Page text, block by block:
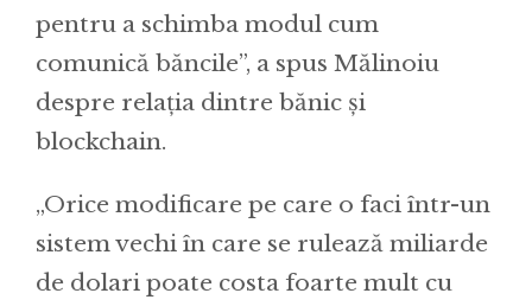
pentru a schimba modul cum
comunică băncile”, a spus Mălinoiu
despre relația dintre bănic și
blockchain.
„Orice modificare pe care o faci într-un
sistem vechi în care se rulează miliarde
de dolari poate costa foarte mult cu